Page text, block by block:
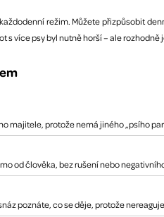
režim. Můžete přizpůsobit
s více psy byl nutně horší – ale rozhodně
majitele, protože nemá jiného „psího
od člověka, bez rušení nebo
poznáte, co se děje, protože